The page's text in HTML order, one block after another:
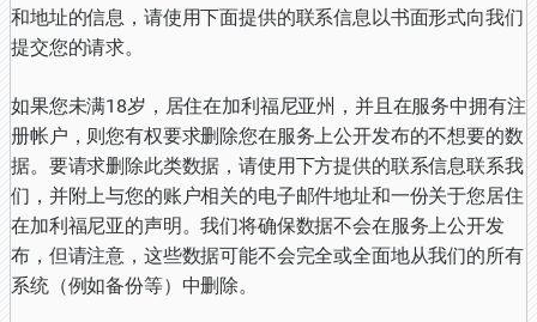
和地址的信息，请使用下面提供的联系信息以书面形式向我们
提交您的请求。
如果您未满18岁，居住在加利福尼亚州，并且在服务中拥有注
册帐户，则您有权要求删除您在服务上公开发布的不想要的数
据。要请求删除此类数据，请使用下方提供的联系信息联系我
们，并附上与您的账户相关的电子邮件地址和一份关于您居住
在加利福尼亚的声明。我们将确保数据不会在服务上公开发
布，但请注意，这些数据可能不会完全或全面地从我们的所有
系统（例如备份等）中删除。